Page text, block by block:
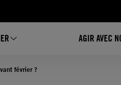
AGIR AVEC
février ?